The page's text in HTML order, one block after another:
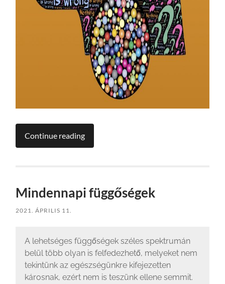
Continue reading
Mindennapi függőségek
2021. ÁPRILIS 11.
A lehetséges függőségek széles spektrumán
belül több olyan is felfedezhető, melyeket nem
tekintünk az egészségünkre kifejezetten
károsnak, ezért nem is teszünk ellene semmit.